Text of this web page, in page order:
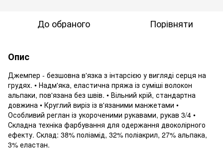
До обраного Порівняти
Опис
Джемпер - безшовна в'язка з інтарсією у вигляді серця на
грудях. • Надм'яка, еластична пряжа із суміші волокон
альпаки, пов'язана без швів. • Вільний крій, стандартна
довжина • Круглий виріз із в'язаними манжетами •
Особливий реглан із укороченими рукавами, рукав 3/4 •
Складна техніка фарбування для одержання двоколірного
ефекту. Склад: 38% поліамід, 32% поліакрил, 27% альпака,
3% еластан.